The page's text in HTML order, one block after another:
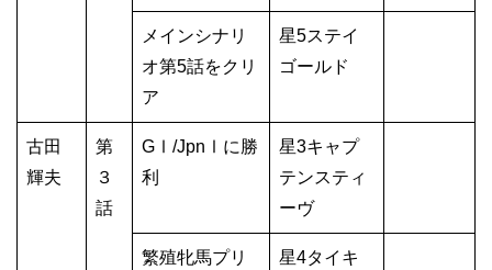
メインシナリ
オ第5話をクリ
ア
星5ステイ
ゴールド
古田
輝夫
第
３
話
GⅠ/JpnⅠに勝
利
星3キャプ
テンスティ
ーヴ
繁殖牝馬プリ
星4タイキ